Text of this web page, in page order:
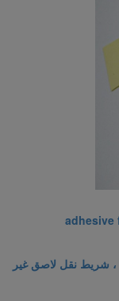
adhesive
شريط نقل لاصق غير